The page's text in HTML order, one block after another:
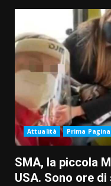
Attualità Prima Pagina
SMA, la piccola
USA. Sono ore di